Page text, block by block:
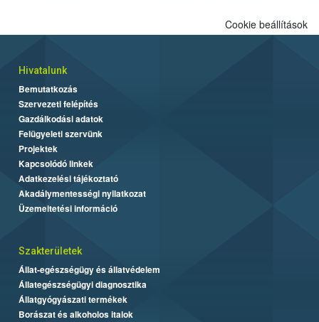
Cookie beállítások
Hivatalunk
Bemutatkozás
Szervezeti felépítés
Gazdálkodási adatok
Felügyeleti szervünk
Projektek
Kapcsolódó linkek
Adatkezelési tájékoztató
Akadálymentességi nyilatkozat
Üzemeltetési információ
Szakterületek
Állat-egészségügy és állatvédelem
Állategészségügyi diagnosztika
Állatgyógyászati termékek
Borászat és alkoholos italok